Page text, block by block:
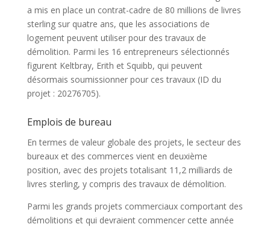
a mis en place un contrat-cadre de 80 millions de livres
sterling sur quatre ans, que les associations de
logement peuvent utiliser pour des travaux de
démolition. Parmi les 16 entrepreneurs sélectionnés
figurent Keltbray, Erith et Squibb, qui peuvent
désormais soumissionner pour ces travaux (ID du
projet : 20276705).
Emplois de bureau
En termes de valeur globale des projets, le secteur des
bureaux et des commerces vient en deuxième
position, avec des projets totalisant 11,2 milliards de
livres sterling, y compris des travaux de démolition.
Parmi les grands projets commerciaux comportant des
démolitions et qui devraient commencer cette année